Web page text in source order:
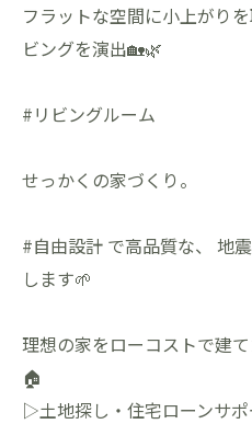
フラットな空間に小上がり
ビングを演出🏡🌿
#リビングルーム
せっかくの家づくり。
#自由設計 で高品質な、 地
します🌱
理想の家をローコストで建
🏠
▷土地探し・住宅ローンサポ